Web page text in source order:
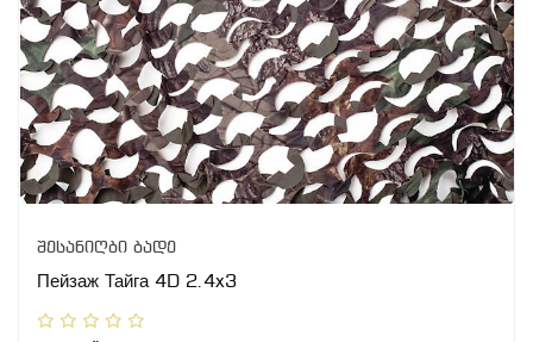
შესანიღბი ბადე
Пейзаж Тайга 4D 2.4x3